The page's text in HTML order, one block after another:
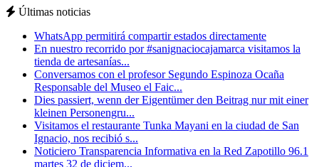
Últimas noticias
WhatsApp permitirá compartir estados directamente
En nuestro recorrido por #sanignaciocajamarca visitamos la
tienda de artesanías...
Conversamos con el profesor Segundo Espinoza Ocaña
Responsable del Museo el Faic...
Dies passiert, wenn der Eigentümer den Beitrag nur mit einer
kleinen Personengru...
Visitamos el restaurante Tunka Mayani en la ciudad de San
Ignacio, nos recibió s...
Noticiero Transparencia Informativa en la Red Zapotillo 96.1
martes 32 de diciem...